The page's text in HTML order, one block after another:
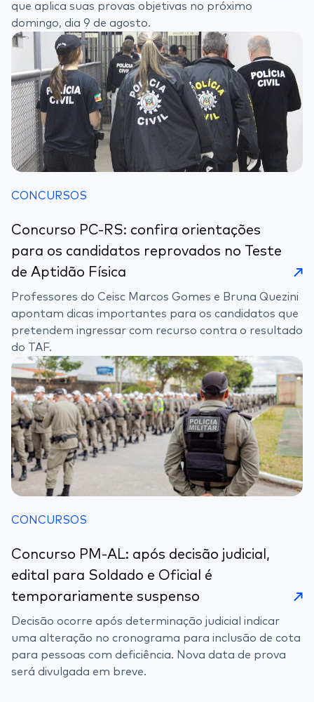
que aplica suas provas objetivas no próximo
domingo, dia 9 de agosto.
CONCURSOS
Concurso PC-RS: confira orientações
para os candidatos reprovados no Teste
de Aptidão Física
Professores do Ceisc Marcos Gomes e Bruna Quezini
apontam dicas importantes para os candidatos que
pretendem ingressar com recurso contra o resultado
do TAF.
CONCURSOS
Concurso PM-AL: após decisão judicial,
edital para Soldado e Oficial é
temporariamente suspenso
Decisão ocorre após determinação judicial indicar
uma alteração no cronograma para inclusão de cota
para pessoas com deficiência. Nova data de prova
será divulgada em breve.